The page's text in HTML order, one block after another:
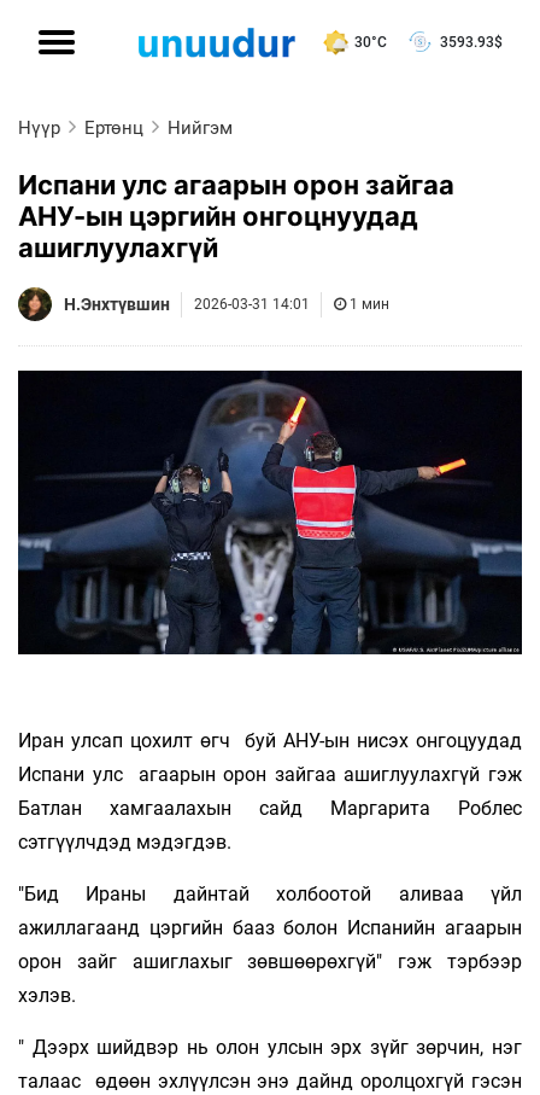
30°C 3593.93$
Нүүр Ертөнц Нийгэм
Испани улс агаарын орон зайгаа
АНУ-ын цэргийн онгоцнуудад
ашиглуулахгүй
Н.Энхтүвшин 2026-03-31 14:01 1 мин
Иран улсап цохилт өгч буй АНУ-ын нисэх онгоцуудад
Испани улс агаарын орон зайгаа ашиглуулахгүй гэж
Батлан ​​​​хамгаалахын сайд Маргарита Роблес
сэтгүүлчдэд мэдэгдэв.
"Бид Ираны дайнтай холбоотой аливаа үйл
ажиллагаанд цэргийн бааз болон Испанийн агаарын
орон зайг ашиглахыг зөвшөөрөхгүй" гэж тэрбээр
хэлэв.
" Дээрх шийдвэр нь олон улсын эрх зүйг зөрчин, нэг
талаас өдөөн эхлүүлсэн энэ дайнд оролцохгүй гэсэн